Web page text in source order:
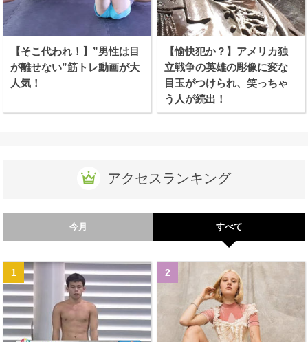
【そこ代われ！】”男性は目
が離せない”筋トレ動画が大
人気！
【愉快犯か？】アメリカ独
立戦争の英雄の彫像に変な
目玉がつけられ、笑っちゃ
う人が続出！
アクセスランキング
今月 すべて